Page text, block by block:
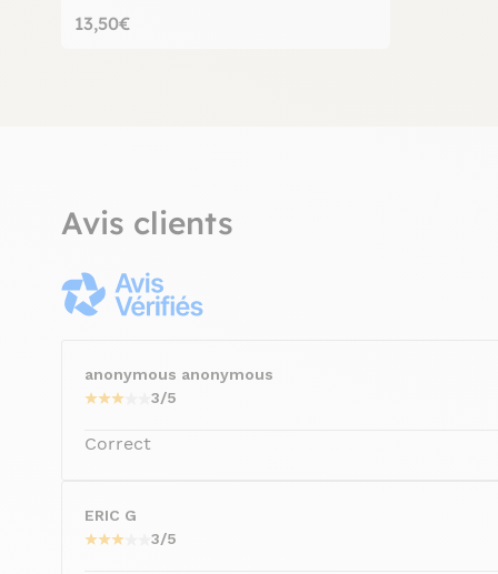
13,50€
Avis clients
anonymous anonymous
3/5
Correct
ERIC G
3/5